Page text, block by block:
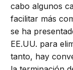
cabo algunos
facilitar más
se ha
EE.UU. para
tanto, hay